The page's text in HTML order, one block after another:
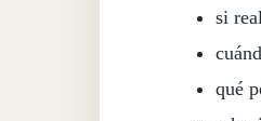
si
qué